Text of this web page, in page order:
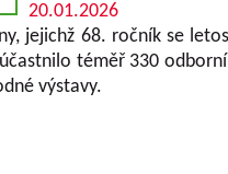
20.01.2026
jejichž 68. ročník se
téměř 330
výstavy.